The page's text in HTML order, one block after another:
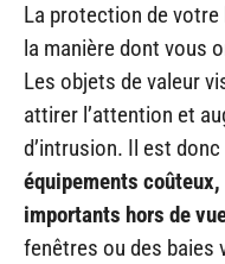
La protection de
la manière dont vous
Les objets de valeur
attirer l’attention et
d’intrusion. Il est
équipements
importants hors de
fenêtres ou des baies